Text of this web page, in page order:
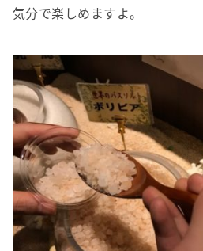
気分で楽しめますよ。